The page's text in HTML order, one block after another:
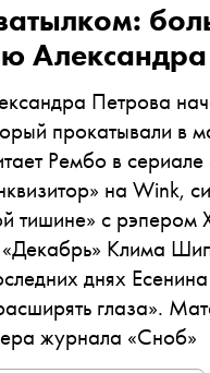
Петрова
прокатывали в
Рембо в
на Wink,
тишине» с рэпером
Клима
днях
глаза».
журнала «Сноб»